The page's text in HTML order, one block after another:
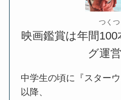
つくつ
映画鑑賞は年間100
グ運
中学生の頃に『スター
以降、